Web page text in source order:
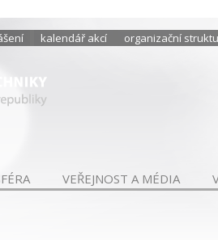
kalendář akcí organizační
VEŘEJNOST A MÉDIA